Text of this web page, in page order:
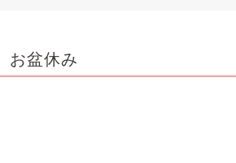
お盆休み